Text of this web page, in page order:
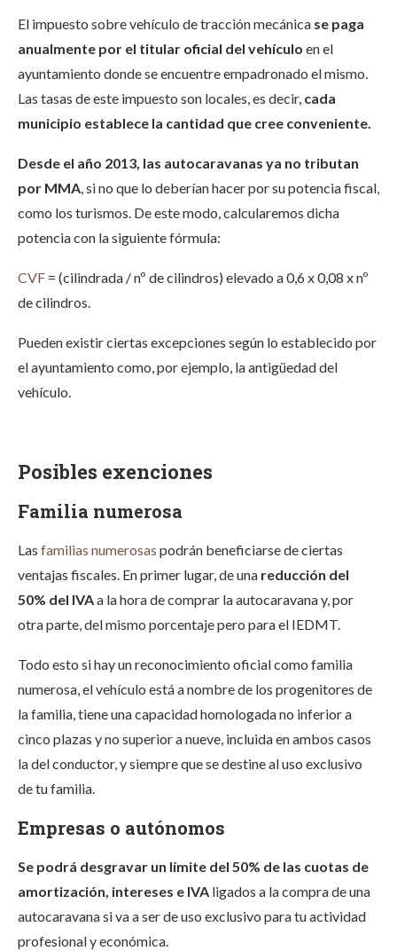
El impuesto sobre vehículo de tracción mecánica se paga
anualmente por el titular oficial del vehículo en el
ayuntamiento donde se encuentre empadronado el mismo.
Las tasas de este impuesto son locales, es decir, cada
municipio establece la cantidad que cree conveniente.
Desde el año 2013, las autocaravanas ya no tributan
por MMA , si no que lo deberían hacer por su potencia fiscal,
como los turismos. De este modo, calcularemos dicha
potencia con la siguiente fórmula:
CVF = (cilindrada / nº de cilindros) elevado a 0,6 x 0,08 x nº
de cilindros.
Pueden existir ciertas excepciones según lo establecido por
el ayuntamiento como, por ejemplo, la antigüedad del
vehículo.
Posibles exenciones
Familia numerosa
Las familias numerosas podrán beneficiarse de ciertas
ventajas fiscales. En primer lugar, de una reducción del
50% del IVAa la hora de comprar la autocaravana y, por
otra parte, del mismo porcentaje pero para el IEDMT.
Todo esto si hay un reconocimiento oficial como familia
numerosa, el vehículo está a nombre de los progenitores de
la familia, tiene una capacidad homologada no inferior a
cinco plazas y no superior a nueve, incluida en ambos casos
la del conductor, y siempre que se destine al uso exclusivo
de tu familia.
Empresas o autónomos
Se podrá desgravar un límite del 50% de las cuotas de
amortización, intereses e IVA ligados a la compra de una
autocaravana si va a ser de uso exclusivo para tu actividad
profesional y económica.